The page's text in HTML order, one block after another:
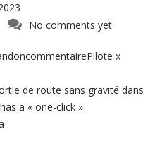
No comments yet
x
de route sans gravité dans
a « one-click »